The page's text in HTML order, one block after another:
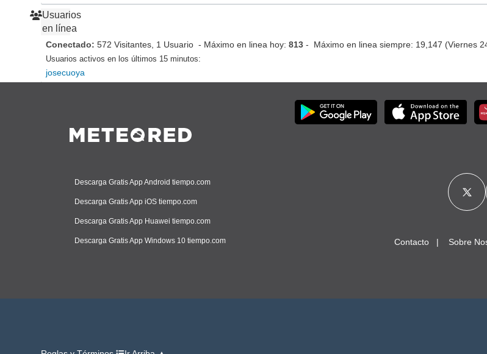
Usuarios
en línea
Conectado:572 Visitantes, 1 Usuario - Máximo en linea hoy:813 - Máximo en linea siempre: 19,147 (Viernes
Usuarios activos en los últimos 15 minutos:
josecuoya
Descarga Gratis App Android tiempo.com
Descarga Gratis App iOS tiempo.com
Descarga Gratis App Huawei tiempo.com
Descarga Gratis App Windows 10 tiempo.com Contacto Sobre